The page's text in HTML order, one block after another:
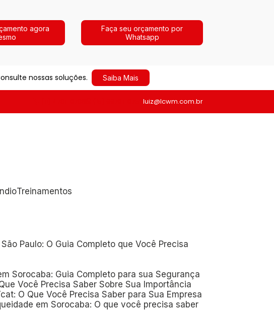
agora
Faça seu orçamento por
Whatsapp
nossas soluções. Saiba Mais
luiz@lcwm.com.br
Treinamentos
São Paulo: O Guia Completo que Você Precisa
em Sorocaba: Guia Completo para sua Segurança
Que Você Precisa Saber Sobre Sua Importância
O Que Você Precisa Saber para Sua Empresa
em Sorocaba: O que você precisa saber